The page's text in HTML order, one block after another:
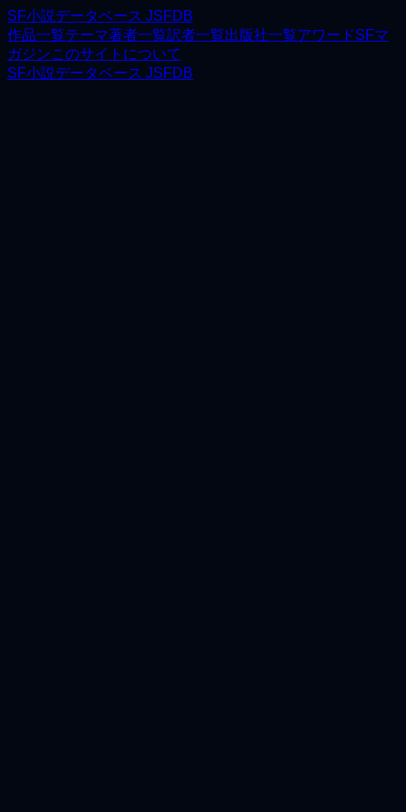
SF小説データベース JSFDB
作品一覧テーマ著者一覧訳者一覧出版社一覧アワードSFマ
ガジンこのサイトについて
SF小説データベース JSFDB